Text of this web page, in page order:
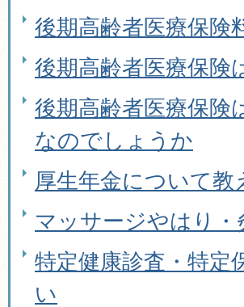
後期高齢者医療保険
後期高齢者医療保険
後期高齢者医療保険
なのでしょうか
厚生年金について
マッサージやはり
特定健康診査・特定
い